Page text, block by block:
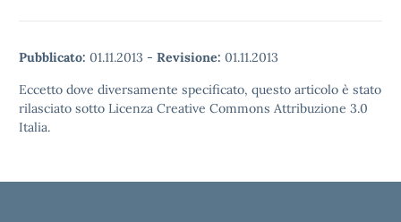
Pubblicato: 01.11.2013 - Revisione: 01.11.2013
Eccetto dove diversamente specificato, questo articolo è stato
rilasciato sotto Licenza Creative Commons Attribuzione 3.0
Italia.